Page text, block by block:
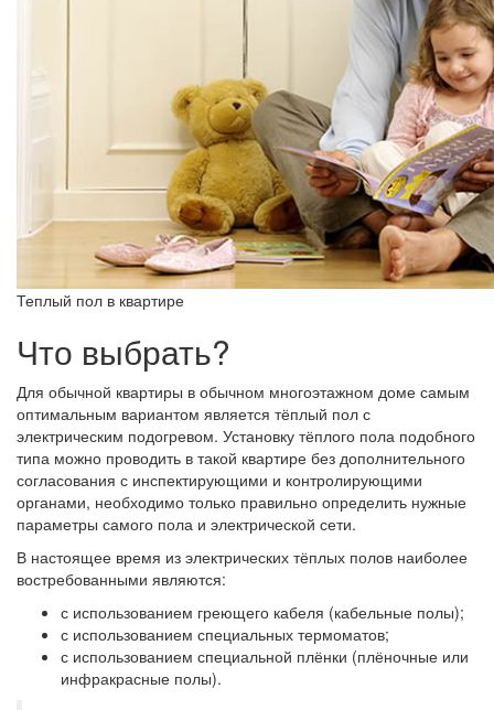
Теплый пол в квартире
Что выбрать?
Для обычной квартиры в обычном многоэтажном доме самым
оптимальным вариантом является тёплый пол с
электрическим подогревом. Установку тёплого пола подобного
типа можно проводить в такой квартире без дополнительного
согласования с инспектирующими и контролирующими
органами, необходимо только правильно определить нужные
параметры самого пола и электрической сети.
В настоящее время из электрических тёплых полов наиболее
востребованными являются:
с использованием греющего кабеля (кабельные полы);
с использованием специальных термоматов;
с использованием специальной плёнки (плёночные или
инфракрасные полы).